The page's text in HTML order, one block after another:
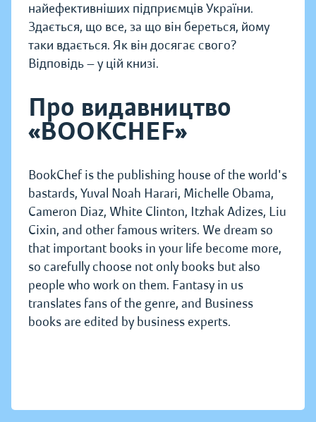
найефективніших підприємців України.
Здається, що все, за що він береться, йому
таки вдається. Як він досягає свого?
Відповідь — у цій книзі.
Про видавництво
«BOOKCHEF»
BookChef is the publishing house of the world's
bastards, Yuval Noah Harari, Michelle Obama,
Cameron Diaz, White Clinton, Itzhak Adizes, Liu
Cixin, and other famous writers. We dream so
that important books in your life become more,
so carefully choose not only books but also
people who work on them. Fantasy in us
translates fans of the genre, and Business
books are edited by business experts.